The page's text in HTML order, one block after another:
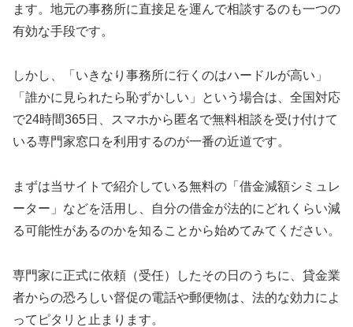
ます。地元の事務所に直接足を運んで相談するのも一つの
有効な手段です。
しかし、「いきなり事務所に行くのはハードルが高い」
「誰かに見られたら恥ずかしい」という場合は、全国対応
で24時間365日、スマホから匿名で無料相談を受け付けて
いる専門家窓口を利用するのが一番の近道です。
まずは当サイトで紹介している無料の「借金減額シミュレ
ーター」などを活用し、自分の借金が法的にどれくらい減
る可能性があるのかを知ることから始めてみてください。
専門家に正式に依頼（受任）したその日のうちに、貸金業
者からの恐ろしい督促の電話や郵便物は、法的な効力によ
ってピタリと止まります。